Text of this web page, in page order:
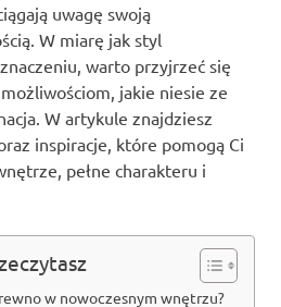
uwagę swoją
W miarę jak styl
warto przyjrzeć się
jakie niesie ze
W artykule znajdziesz
inspiracje, które pomogą Ci
pełne charakteru i
w nowoczesnym wnętrzu?